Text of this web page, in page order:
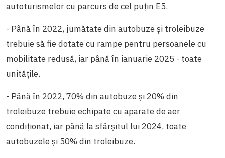
autoturismelor cu parcurs de cel puțin E5.
- Până în 2022, jumătate din autobuze și troleibuze
trebuie să fie dotate cu rampe pentru persoanele cu
mobilitate redusă, iar până în ianuarie 2025 - toate
unitățile.
- Până în 2022, 70% din autobuze și 20% din
troleibuze trebuie echipate cu aparate de aer
condiționat, iar până la sfârșitul lui 2024, toate
autobuzele și 50% din troleibuze.